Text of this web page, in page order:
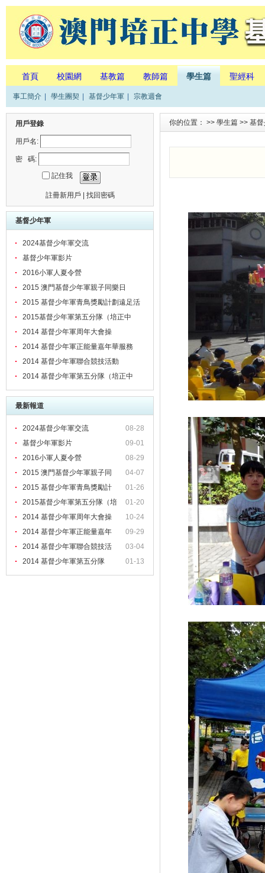
首頁 校園網 基教篇 教師篇 學生篇 聖經科
事工簡介 學生團契 基督少年軍 宗教週會
用戶登錄
用戶名:
密 碼:
記住我
註冊新用戶 找回密碼
基督少年軍
2024基督少年軍交流
基督少年軍影片
2016小軍人夏令營
2015 澳門基督少年軍親子同樂日
2015 基督少年軍青鳥獎勵計劃遠足活
動日
2015基督少年軍第五分隊（培正中
學）八周年紀念檢閱禮、頒章暨立願禮
2014 基督少年軍周年大會操
2014 基督少年軍正能量嘉年華服務
2014 基督少年軍聯合競技活動
2014 基督少年軍第五分隊（培正中
學）七周年紀念大會操、立願禮暨感恩
崇拜
最新報道
08-28
2024基督少年軍交流
09-01
基督少年軍影片
08-29
2016小軍人夏令營
04-07
2015 澳門基督少年軍親子同
01-26
2015 基督少年軍青鳥獎勵計
01-20
2015基督少年軍第五分隊（培
正
10-24
2014 基督少年軍周年大會操
09-29
2014 基督少年軍正能量嘉年
03-04
2014 基督少年軍聯合競技活
01-13
2014 基督少年軍第五分隊
（培
你的位置： >> 學生篇 >> 基